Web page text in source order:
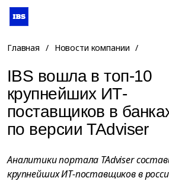
Главная / Новости компании /
IBS вошла в топ-10
крупнейших ИТ-
поставщиков в
по версии TAdviser
Аналитики портала TAdviser
крупнейших ИТ-поставщиков в